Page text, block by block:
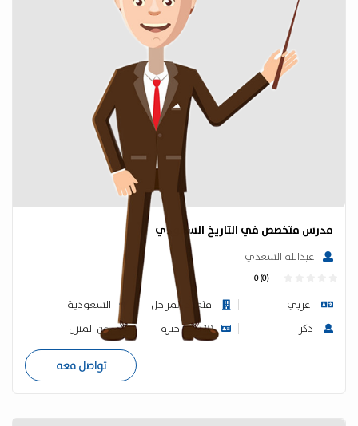
مدرس متخصص في التاريخ السعودي
عبدالله السعدي
0 (0)
عربي متعدد المراحل
السعودية
ذكر
10 سنة خبرة من المنزل
تواصل معه